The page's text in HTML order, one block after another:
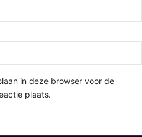
in deze browser voor de
plaats.